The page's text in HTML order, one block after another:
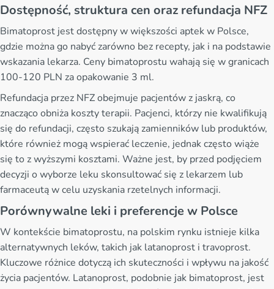
Dostępność, struktura cen oraz refundacja NFZ
Bimatoprost jest dostępny w większości aptek w Polsce,
gdzie można go nabyć zarówno bez recepty, jak i na podstawie
wskazania lekarza. Ceny bimatoprostu wahają się w granicach
100-120 PLN za opakowanie 3 ml.
Refundacja przez NFZ obejmuje pacjentów z jaskrą, co
znacząco obniża koszty terapii. Pacjenci, którzy nie kwalifikują
się do refundacji, często szukają zamienników lub produktów,
które również mogą wspierać leczenie, jednak często wiąże
się to z wyższymi kosztami. Ważne jest, by przed podjęciem
decyzji o wyborze leku skonsultować się z lekarzem lub
farmaceutą w celu uzyskania rzetelnych informacji.
Porównywalne leki i preferencje w Polsce
W kontekście bimatoprostu, na polskim rynku istnieje kilka
alternatywnych leków, takich jak latanoprost i travoprost.
Kluczowe różnice dotyczą ich skuteczności i wpływu na jakość
życia pacjentów. Latanoprost, podobnie jak bimatoprost, jest